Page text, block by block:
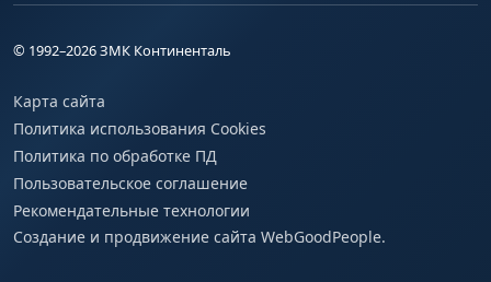
© 1992–2026ЗМК Континенталь
Карта сайта
Политика использования Cookies
Политика по обработке ПД
Пользовательское соглашение
Рекомендательные технологии
Создание и продвижение сайта WebGoodPeople.